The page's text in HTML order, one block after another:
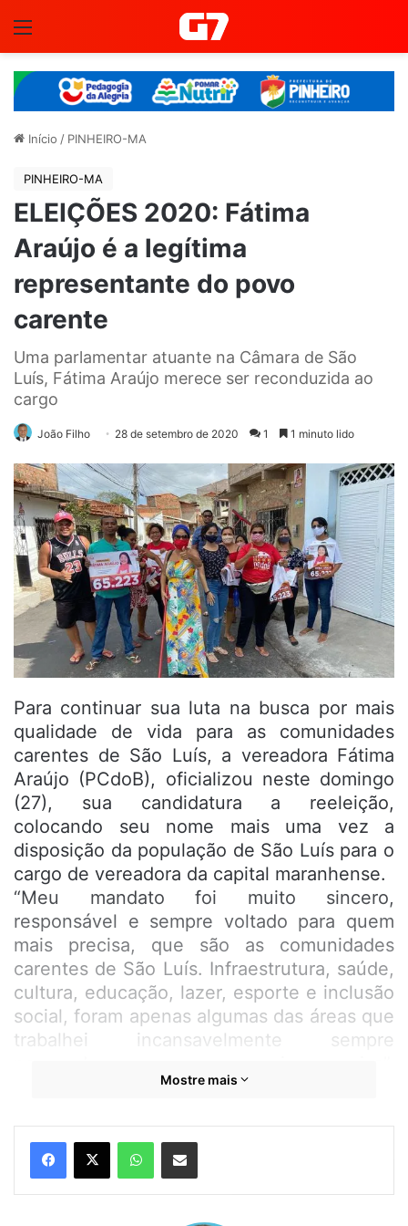
Início / PINHEIRO-MA
PINHEIRO-MA
ELEIÇÕES 2020: Fátima
Araújo é a legítima
representante do povo
carente
Uma parlamentar atuante na Câmara de São
Luís, Fátima Araújo merece ser reconduzida ao
cargo
João Filho 28 de setembro de 2020 1 1 minuto lido
Para continuar sua luta na busca por mais
qualidade de vida para as comunidades
carentes de São Luís, a vereadora Fátima
Araújo (PCdoB), oficializou neste domingo
(27), sua candidatura a reeleição,
colocando seu nome mais uma vez a
disposição da população de São Luís para o
cargo de vereadora da capital maranhense.
“Meu mandato foi muito sincero,
responsável e sempre voltado para quem
mais precisa, que são as comunidades
carentes de São Luís. Infraestrutura, saúde,
cultura, educação, lazer, esporte e inclusão
social, foram apenas algumas das áreas que
trabalhei incansavelmente sempre
descreveu a vereadora mais atuante da Ilha
“Sigo firme em meu propósito de continuar
representando o povo das comunidades
Mostre mais